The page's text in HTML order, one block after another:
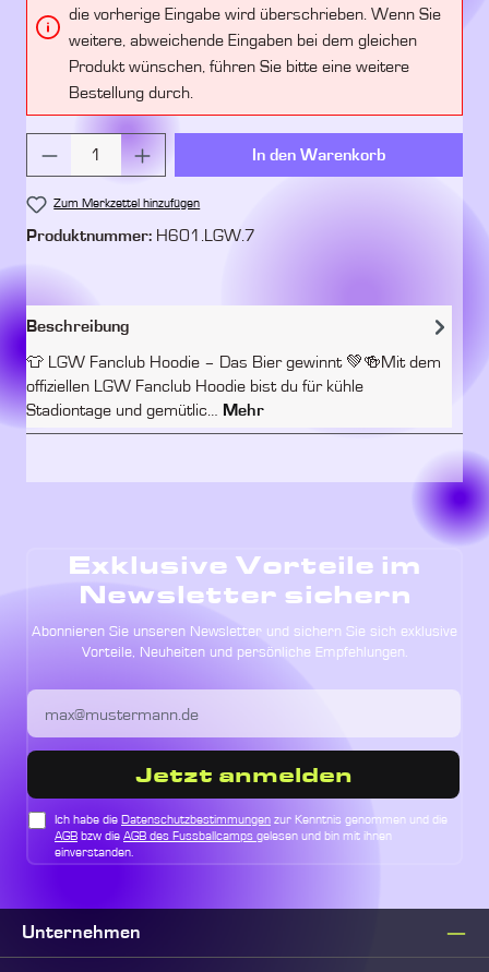
die vorherige Eingabe wird überschrieben. Wenn Sie
weitere, abweichende Eingaben bei dem gleichen
Produkt wünschen, führen Sie bitte eine weitere
Bestellung durch.
Produkt Anzahl: Gib den gewünschten Wert
In den Warenkorb
Zum Merkzettel hinzufügen
Produktnummer: H601.LGW.7
Beschreibung
👕 LGW Fanclub Hoodie – Das Bier gewinnt 💚🍻Mit dem
offiziellen LGW Fanclub Hoodie bist du für kühle
Stadiontage und gemütlic… Mehr
Exklusive Vorteile im
Newsletter sichern
Abonnieren Sie unseren Newsletter und sichern Sie sich exklusive
Vorteile, Neuheiten und persönliche Empfehlungen.
Jetzt anmelden
Ich habe die Datenschutzbestimmungen zur Kenntnis genommen und die
AGB bzw die AGB des Fussballcamps gelesen und bin mit ihnen
einverstanden.
Unternehmen